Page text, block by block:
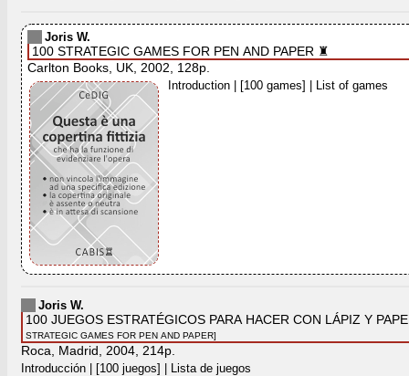
Joris W.
100 STRATEGIC GAMES FOR PEN AND PAPER ♜
Carlton Books, UK, 2002, 128p.
Introduction | [100 games] | List of games
Joris W.
100 JUEGOS ESTRATÉGICOS PARA HACER CON LÁPIZ Y
STRATEGIC GAMES FOR PEN AND PAPER]
Roca, Madrid, 2004, 214p.
Introducción | [100 juegos] | Lista de juegos